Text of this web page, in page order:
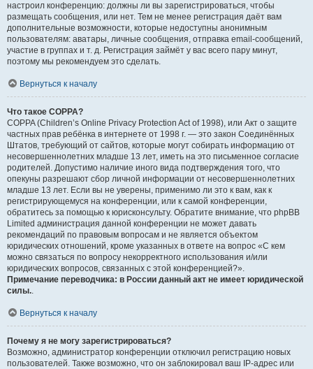
настроил конференцию: должны ли вы зарегистрироваться, чтобы
размещать сообщения, или нет. Тем не менее регистрация даёт вам
дополнительные возможности, которые недоступны анонимным
пользователям: аватары, личные сообщения, отправка email-сообщений,
участие в группах и т. д. Регистрация займёт у вас всего пару минут,
поэтому мы рекомендуем это сделать.
Вернуться к началу
Что такое COPPA?
COPPA (Children’s Online Privacy Protection Act of 1998), или Акт о защите
частных прав ребёнка в интернете от 1998 г. — это закон Соединённых
Штатов, требующий от сайтов, которые могут собирать информацию от
несовершеннолетних младше 13 лет, иметь на это письменное согласие
родителей. Допустимо наличие иного вида подтверждения того, что
опекуны разрешают сбор личной информации от несовершеннолетних
младше 13 лет. Если вы не уверены, применимо ли это к вам, как к
регистрирующемуся на конференции, или к самой конференции,
обратитесь за помощью к юрисконсульту. Обратите внимание, что phpBB
Limited администрация данной конференции не может давать
рекомендаций по правовым вопросам и не является объектом
юридических отношений, кроме указанных в ответе на вопрос «С кем
можно связаться по вопросу некорректного использования и/или
юридических вопросов, связанных с этой конференцией?».
Примечание переводчика: в России данный акт не имеет юридической
силы..
Вернуться к началу
Почему я не могу зарегистрироваться?
Возможно, администратор конференции отключил регистрацию новых
пользователей. Также возможно, что он заблокировал ваш IP-адрес или